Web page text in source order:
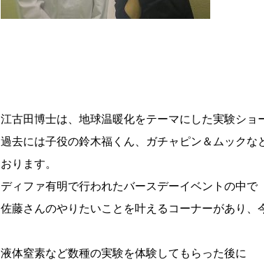
江古田博士は、地球温暖化をテーマにした実験ショ
過去には子役の鈴木福くん、ガチャピン＆ムック
おります。
ディファ有明で行われたバースデーイベントの中で
佐藤さんのやりたいことを叶えるコーナーがあり、
液体窒素など数種の実験を体験してもらった後に